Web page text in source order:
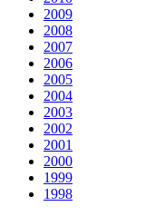
2009
2008
2007
2006
2005
2004
2003
2002
2001
2000
1999
1998